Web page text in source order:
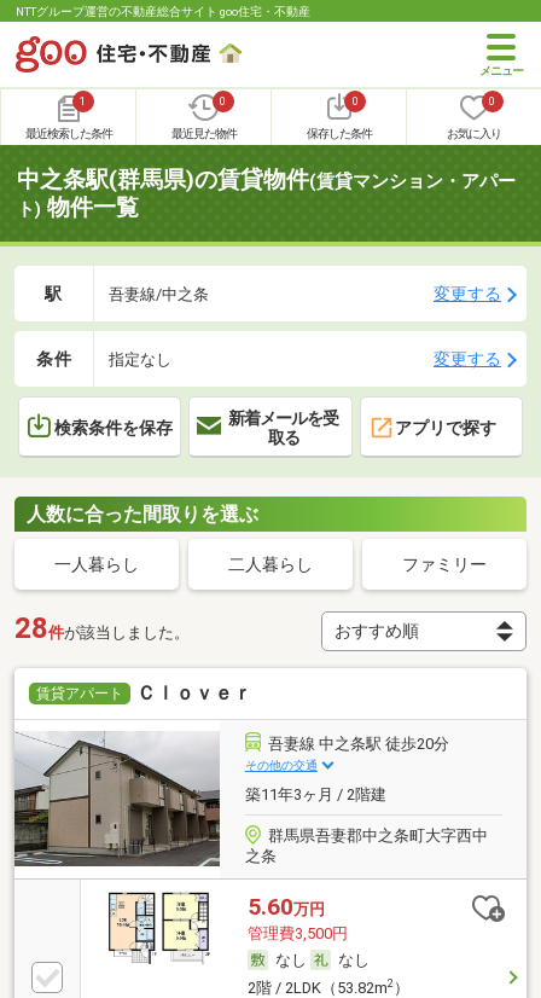
NTTグループ運営の不動産総合サイト goo住宅・不動産
1
最近検索した条件
0
最近見た物件
0
保存した条件
0
お気に入り
中之条駅(群馬県)の賃貸物件(賃貸マンション・アパー
ト) 物件一覧
駅 吾妻線/中之条 変更する
条件 指定なし 変更する
検索条件を保存
新着メールを受
取る
アプリで探す
人数に合った間取りを選ぶ
一人暮らし 二人暮らし ファミリー
28件が該当しました。
賃貸アパート Ｃｌｏｖｅｒ
吾妻線 中之条駅 徒歩20分
その他の交通
築11年3ヶ月 / 2階建
群馬県吾妻郡中之条町大字西中
之条
5.60万円
管理費3,500円
なし
なし
2階 / 2LDK（53.82m2）